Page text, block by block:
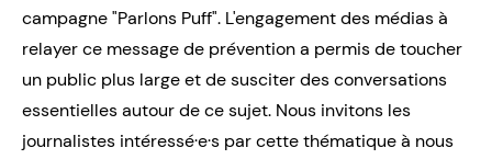
campagne "Parlons Puff". L'engagement des médias à
relayer ce message de prévention a permis de toucher
un public plus large et de susciter des conversations
essentielles autour de ce sujet. Nous invitons les
journalistes intéressé·e·s par cette thématiqueà nous